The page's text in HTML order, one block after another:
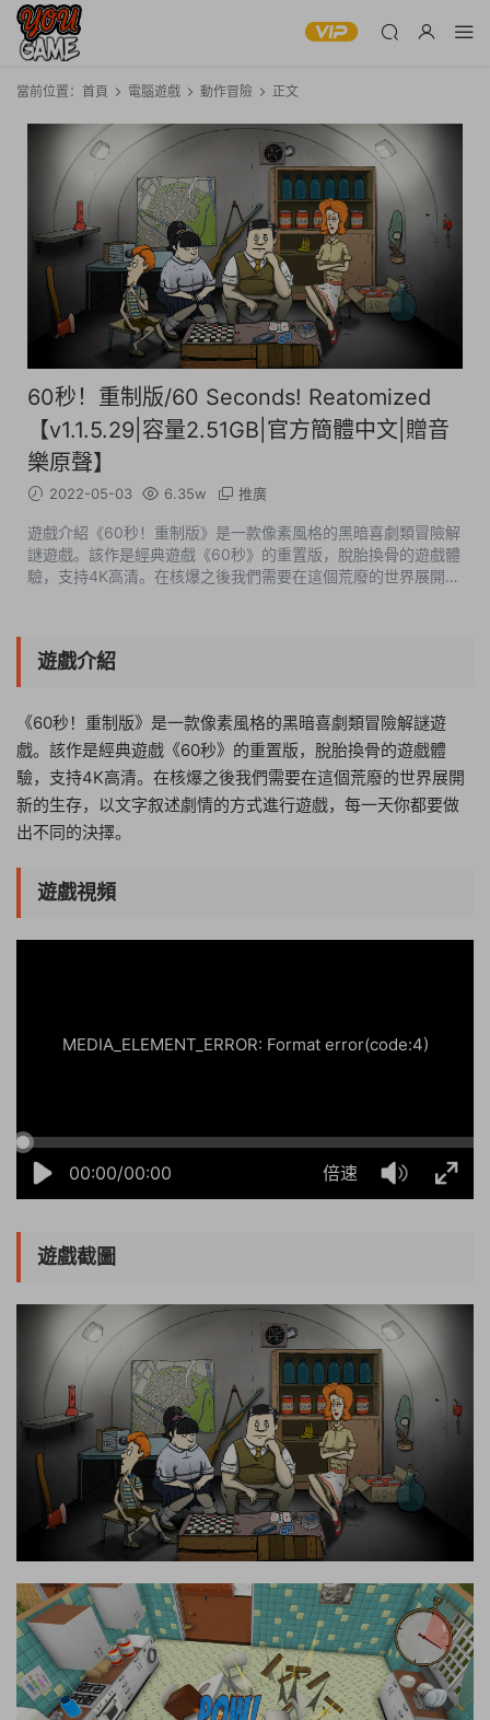
當前位置： 首頁 電腦遊戲 動作冒險 正文
60秒！重制版/60 Seconds! Reatomized
【v1.1.5.29|容量2.51GB|官方簡體中文|贈音
樂原聲】
2022-05-03 6.35w 推廣
遊戲介紹《60秒！重制版》是一款像素風格的黑暗喜劇類冒險解
謎遊戲。該作是經典遊戲《60秒》的重置版，脫胎換骨的遊戲體
驗，支持4K高清。在核爆之後我們需要在這個荒廢的世界展開新
遊戲介紹
《60秒！重制版》是一款像素風格的黑暗喜劇類冒險解謎遊
戲。該作是經典遊戲《60秒》的重置版，脫胎換骨的遊戲體
驗，支持4K高清。在核爆之後我們需要在這個荒廢的世界展開
新的生存，以文字叙述劇情的方式進行遊戲，每一天你都要做
出不同的決擇。
遊戲視頻
00:00/00:00 倍速
MEDIA_ELEMENT_ERROR: Format error(code:4)
遊戲截圖